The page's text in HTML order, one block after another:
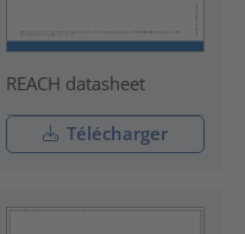
REACH datasheet
Télécharger